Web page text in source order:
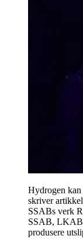
Hydrogen
skriver
SSABs verk
SSAB, LKAB
produsere